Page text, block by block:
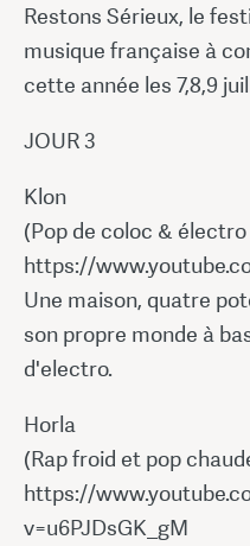
Restons Sérieux, le
musique française à
cette année les 7,8,9
JOUR 3
Klon
(Pop de coloc &
https://
Une maison, quatre
son propre monde à
d'electro.
Horla
(Rap froid et pop
https://
v=u6PJDsGK_gM